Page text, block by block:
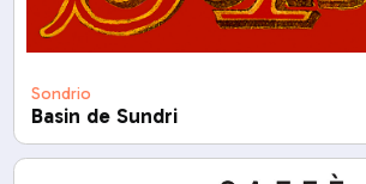
Sondrio
Basin de Sundri